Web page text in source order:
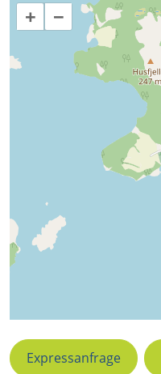
+ −
Expressanfrage